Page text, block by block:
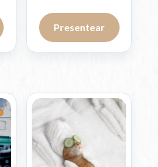
Presentear